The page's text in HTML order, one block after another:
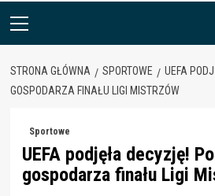
Menu
STRONA GŁÓWNA SPORTOWE
UEFA
GOSPODARZA FINAŁU LIGI MISTRZÓW
Sportowe
UEFA podjęła decyzję!
gospodarza finału Ligi